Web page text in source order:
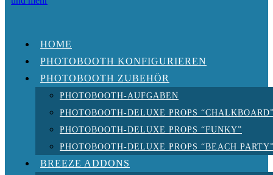
HOME
PHOTOBOOTH KONFIGURIEREN
PHOTOBOOTH ZUBEHÖR
PHOTOBOOTH-AUFGABEN
PHOTOBOOTH-DELUXE PROPS
PHOTOBOOTH-DELUXE PROPS “FUNKY”
PHOTOBOOTH-DELUXE PROPS “BEACH
BREEZE ADDONS